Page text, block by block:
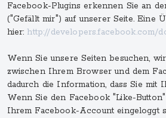
Facebook-Plugins erkennen Sie an
("Gefällt mir") auf unserer Seite. Eine
hier: http://developers.facebook.com/
Wenn Sie unsere Seiten besuchen,
zwischen Ihrem Browser und dem
dadurch die Information, dass Sie mit
Wenn Sie den Facebook "Like-
Ihrem Facebook-Account eingeloggt